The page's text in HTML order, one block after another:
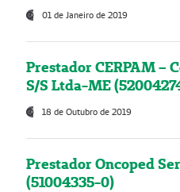
01 de Janeiro de 2019
Prestador CERPAM –
S/S Ltda-ME
18 de Outubro de 2019
Prestador Oncoped
(51004335-0)